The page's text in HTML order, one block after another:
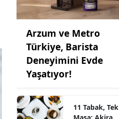
Arzum ve Metro
Türkiye, Barista
Deneyimini Evde
Yaşatıyor!
11 Tabak, Tek
Masa: Akira